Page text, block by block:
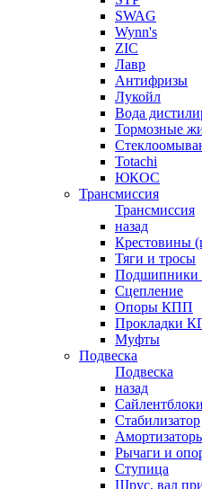
SWAG
Wynn's
ZIC
Лавр
Антифризы
Лукойл
Вода
Тормозные
Totachi
ЮКОС
Трансмиссия
Трансмиссия
назад
Крестовины
Тяги и тросы
Сцепление
Опоры КПП
Прокладки
Муфты
Подвеска
Подвеска
назад
Сайлентблоки
Стабилизатор
Рычаги и
Ступица
Шрус, вал